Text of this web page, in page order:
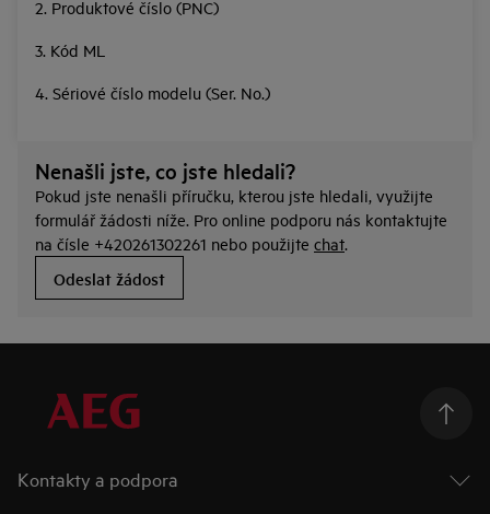
2. Produktové číslo (PNC)
3. Kód ML
4. Sériové číslo modelu (Ser. No.)
Nenašli jste, co jste hledali?
Pokud jste nenašli příručku, kterou jste hledali, využijte
formulář žádosti níže. Pro online podporu nás kontaktujte
na čísle +420261302261 nebo použijte chat.
Odeslat žádost
Kontakty a podpora